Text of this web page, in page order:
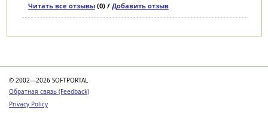
Читать все отзывы(0) / Добавить отзыв
© 2002—2026 SOFTPORTAL
Обратная связь (Feedback)
Privacy Policy